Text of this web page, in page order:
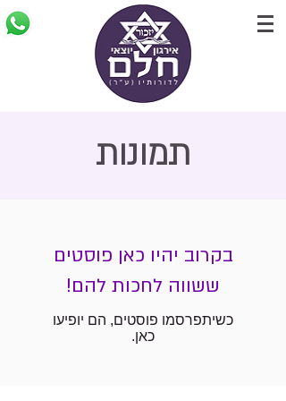
תמונות
בקרוב יהיו כאן פוסטים
ששווה לחכות להם!
כשיתפרסמו פוסטים, הם יופיעו
כאן.